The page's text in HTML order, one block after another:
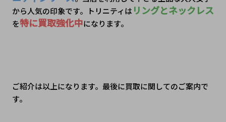
から人気の印象です。トリニティはリングとネックレス
を特に買取強化中になります。
ご紹介は以上になります。最後に買取に関してのご案内で
す。